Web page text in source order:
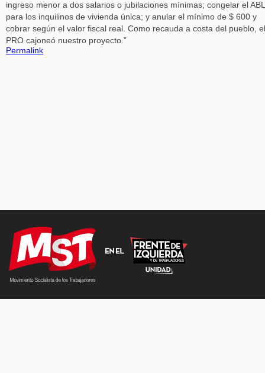
ingreso menor a dos salarios o jubilaciones mínimas; congelar el ABL
para los inquilinos de vivienda única; y anular el mínimo de $ 600 y
cobrar según el valor fiscal real. Como recauda a costa del pueblo, el
PRO cajoneó nuestro proyecto.”
Permalink